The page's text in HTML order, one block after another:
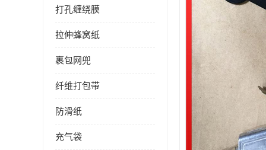
打孔缠绕膜
拉伸蜂窝纸
裹包网兜
纤维打包带
防滑纸
充气袋